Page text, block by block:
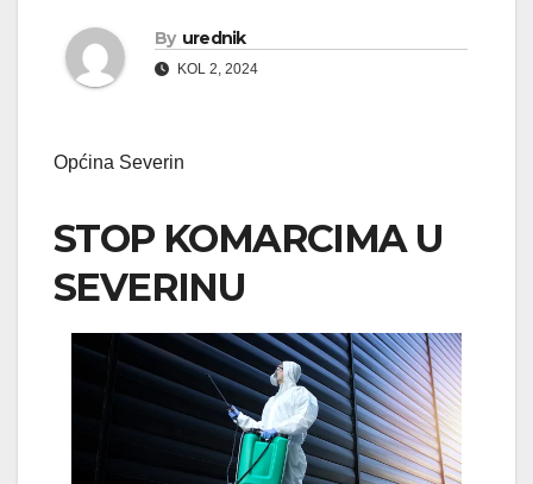
By urednik
KOL 2, 2024
Općina Severin
STOP KOMARCIMA U
SEVERINU